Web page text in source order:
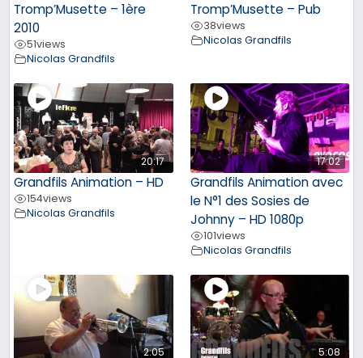
Tromp’Musette – 1ère
2010
51views
Nicolas Grandfils
Tromp’Musette – Pub
38views
Nicolas Grandfils
20:17
Grandfils Animation – HD
154views
Nicolas Grandfils
17:02
Grandfils Animation avec
le N°1 des Sosies de
Johnny – HD 1080p
101views
Nicolas Grandfils
2:05 5:08